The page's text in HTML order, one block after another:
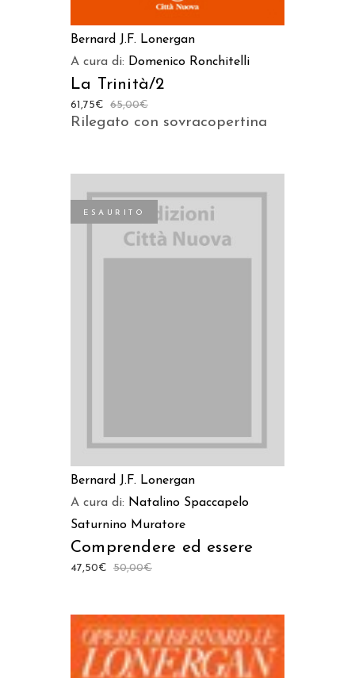
Bernard J.F. Lonergan
A cura di: Domenico Ronchitelli
La Trinità/2
65,00€
61,75€
Rilegato con sovracopertina
ESAURITO
Bernard J.F. Lonergan
A cura di: Natalino Spaccapelo
Saturnino Muratore
Comprendere ed essere
50,00€
47,50€